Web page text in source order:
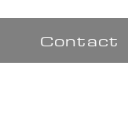
Contact